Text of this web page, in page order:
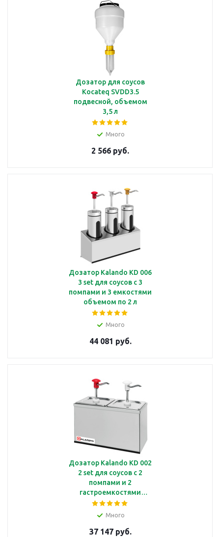
Дозатор для соусов
Kocateq SVDD3.5
подвесной, объемом
3,5 л
Много
2 566 руб.
Дозатор Kalando KD 006
3 set для соусов с 3
помпами и 3 емкостями
объемом по 2 л
Много
44 081 руб.
Дозатор Kalando KD 002
2 set для соусов с 2
помпами и 2
гастроемкостями
GN1/6*200 мм
Много
37 147 руб.